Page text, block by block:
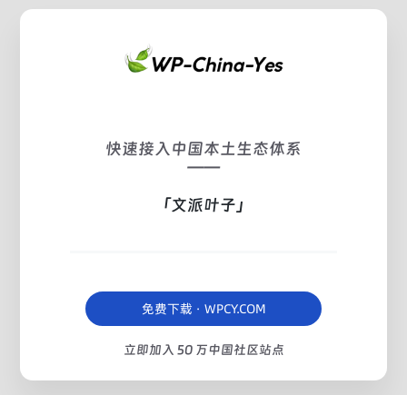
快速接入中国本土生态体系
——
「文派叶子」
免费下载 · WPCY.COM
立即加入 50 万中国社区站点